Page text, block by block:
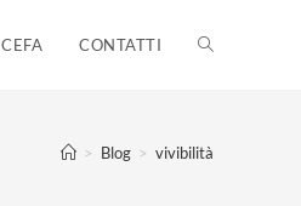
CEFA CONTATTI
> Blog > vivibilità